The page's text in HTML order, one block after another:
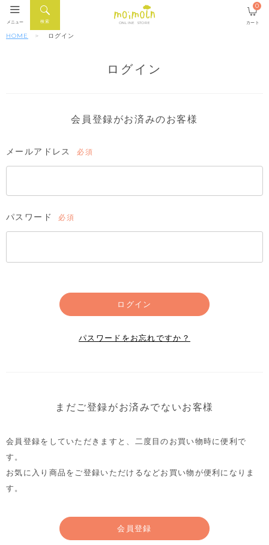
ONLINE STORE
検索
メニュー カート
0
HOME ログイン
ログイン
会員登録がお済みのお客様
メールアドレス
須)
パスワード
須)
ログイン
パスワードをお忘れですか？
まだご登録がお済みでないお客様
会員登録をしていただきますと、二度目のお買い物時に便利で
す。
お気に入り商品をご登録いただけるなどお買い物が便利になりま
す。
会員登録